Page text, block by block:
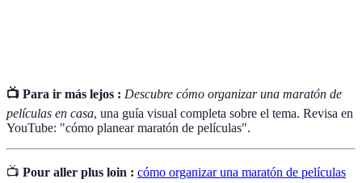
📺 Para ir más lejos : Descubre cómo organizar una maratón de
películas en casa, una guía visual completa sobre el tema. Revisa en
YouTube: "cómo planear maratón de películas".
📺 Pour aller plus loin : cómo organizar una maratón de películas